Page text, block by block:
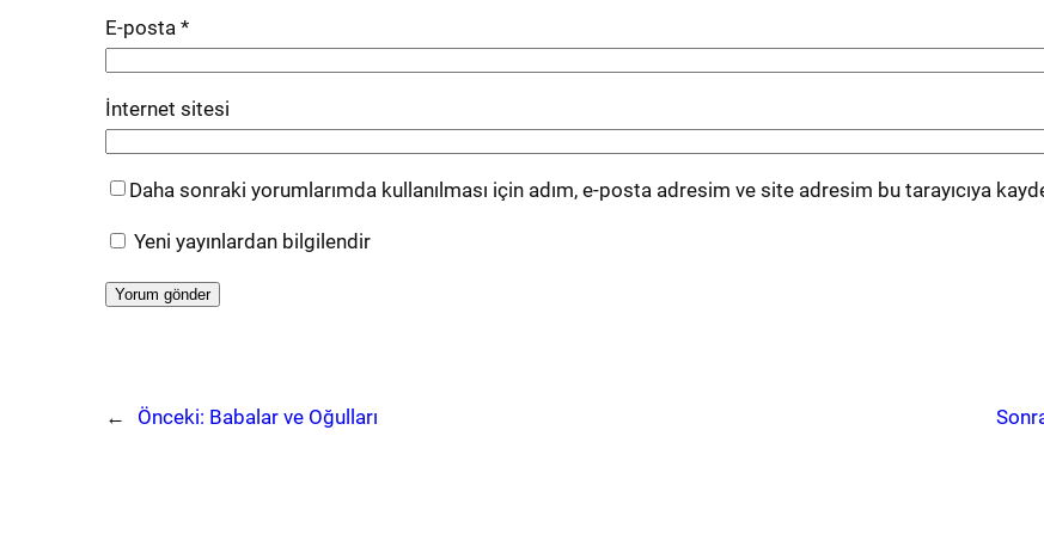
E-posta *
İnternet sitesi
Daha sonraki yorumlarımda kullanılması için adım, e-posta adresim ve site adresim bu tarayıcıya
Yeni yayınlardan bilgilendir
← Önceki: Babalar ve Oğulları